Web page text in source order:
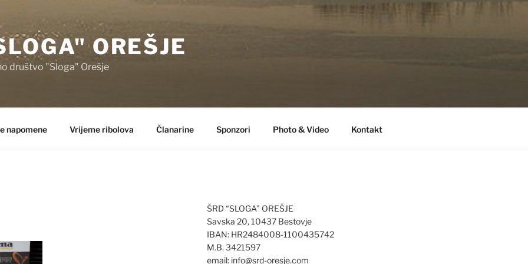
OREŠJE
društvo "Sloga" Orešje
napomene Vrijeme ribolova Članarine Sponzori Photo & Video Kontakt
ŠRD “SLOGA” OREŠJE
Savska 20, 10437 Bestovje
IBAN: HR2484008-1100435742
M.B. 3421597
email: info@srd-oresje.com